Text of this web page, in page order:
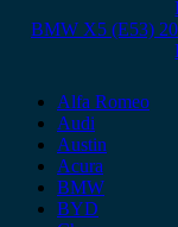
BMW X5 (E53)
Alfa Romeo
Audi
Austin
Acura
BMW
BYD